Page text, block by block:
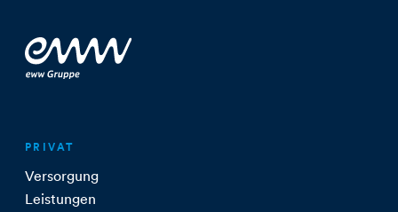
PRIVAT
Versorgung
Leistungen